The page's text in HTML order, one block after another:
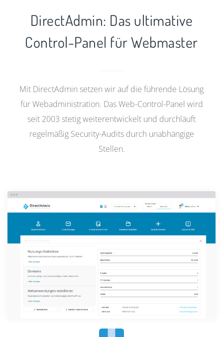
DirectAdmin: Das ultimative
Control-Panel für Webmaster
Mit DirectAdmin setzen wir auf die führende Lösung
für Webadministration. Das Web-Control-Panel wird
seit 2003 stetig weiterentwickelt und durchläuft
regelmäßig Security-Audits durch unabhängige
Stellen.